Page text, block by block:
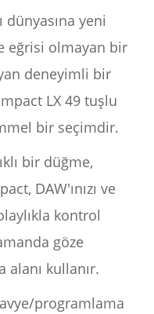
yeni
eğrisi olmayan bir
deneyimli bir
LX 49 tuşlu
bir seçimdir.
bir düğme,
DAW'ınızı ve
kontrol
göze
kullanır.
programlama